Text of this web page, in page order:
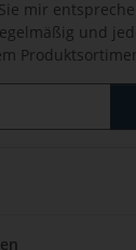
mir
und